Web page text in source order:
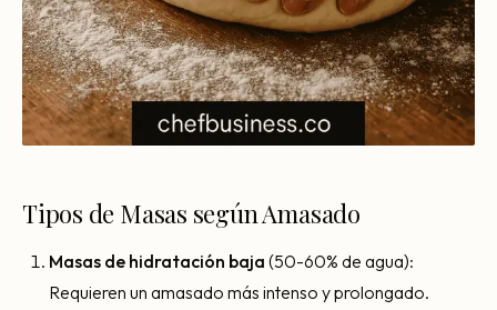
Tipos de Masas según Amasado
Masas de hidratación baja (50-60% de agua):
Requieren un amasado más intenso y prolongado.